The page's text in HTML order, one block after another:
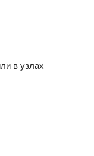
в узлах